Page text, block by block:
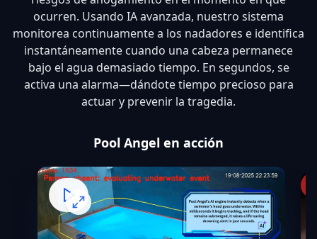
ocurren. Usando IA avanzada, nuestro sistema
monitorea continuamente a los nadadores e identifica
instantáneamente cuando una cabeza permanece
bajo el agua demasiado tiempo. En segundos, se
activa una alarma—dándote tiempo precioso para
actuar y prevenir la tragedia.
Pool Angel en acción